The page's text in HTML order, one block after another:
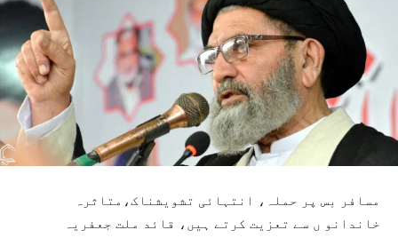
مسافر بس پر حملہ، انتہائی تشویشناک،متاثرہ
خاندانو ں سے تعزیت کرتے ہیں، قائد ملت جعفریہ